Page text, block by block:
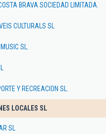
BRAVA SOCIEDAD LIMITADA.
CULTURALS SL
SL.
Y RECREACION SL.
LOCALES SL
SL